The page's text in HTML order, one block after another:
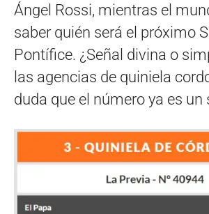
Ángel Rossi, mientras el
saber quién será el próximo
Pontífice. ¿Señal divina o
las agencias de quiniela
duda que el número ya es un